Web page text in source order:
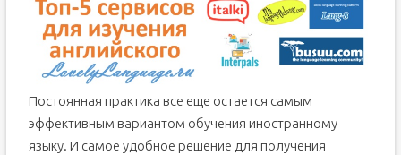
письме
5. Interpals — Facebook языковой направленности
Как выучить английский язык самостоятельно с нуля,
лучшие сайты, приложения и сервисы
ТОП- 5 сервисов изучения английского языка
Дополнительные приложения и сайты изучения
английского языка
Вам также будет интересно
Постоянная практика все еще остается самым
эффективным вариантом обучения иностранному
языку. И самое удобное решение для получения